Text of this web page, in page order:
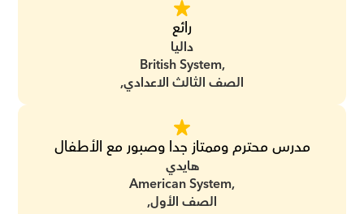
رائع
داليا
الصف الثالث الاعدادي,
British System,
مدرس محترم وممتاز جدا وصبور مع الأطفال
هايدي
الصف الأول,
American System,